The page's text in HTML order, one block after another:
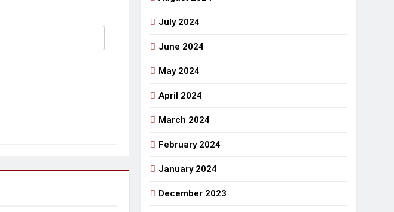
July 2024
June 2024
May 2024
April 2024
March 2024
February 2024
January 2024
December 2023